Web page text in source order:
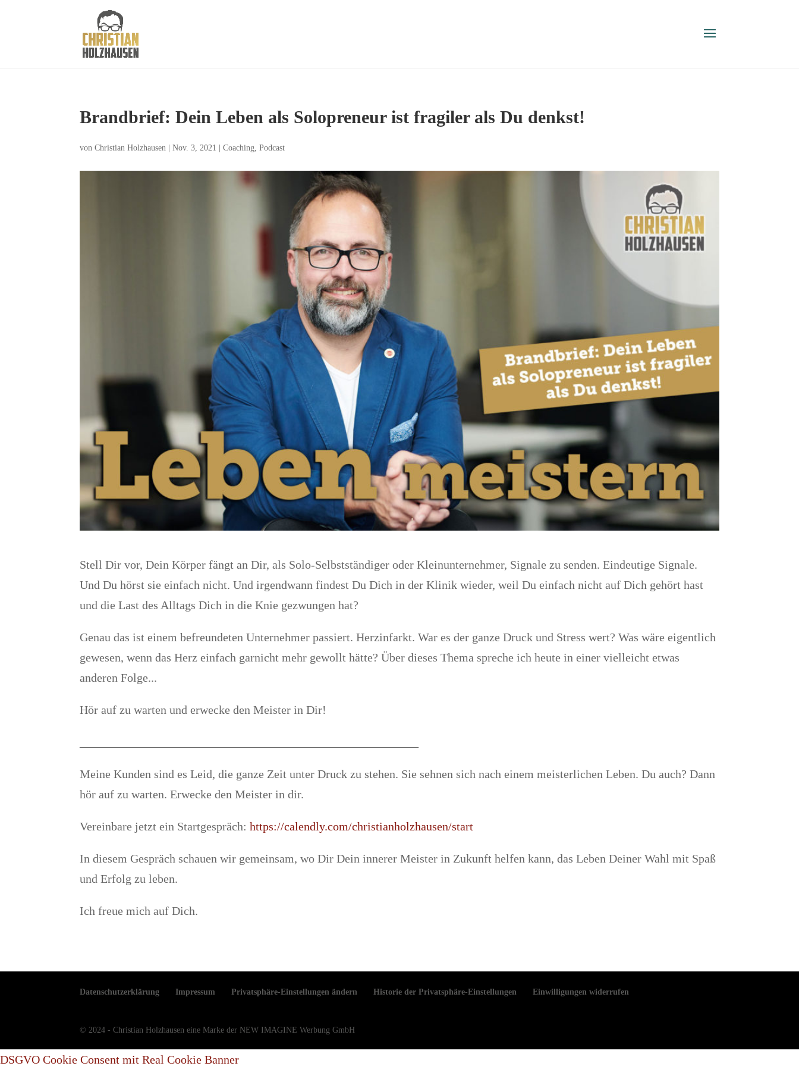
Brandbrief: Dein Leben als Solopreneur ist fragiler als Du denkst!
vonChristian Holzhausen |Nov. 3, 2021 |Coaching,Podcast
Stell Dir vor, Dein Körper fängt an Dir, als Solo-Selbstständiger oder Kleinunternehmer, Signale zu senden. Eindeutige Signale.
Und Du hörst sie einfach nicht. Und irgendwann findest Du Dich in der Klinik wieder, weil Du einfach nicht auf Dich gehört hast
und die Last des Alltags Dich in die Knie gezwungen hat?
Genau das ist einem befreundeten Unternehmer passiert. Herzinfarkt. War es der ganze Druck und Stress wert? Was wäre eigentlich
gewesen, wenn das Herz einfach garnicht mehr gewollt hätte? Über dieses Thema spreche ich heute in einer vielleicht etwas
anderen Folge...
Hör auf zu warten und erwecke den Meister in Dir!
Meine Kunden sind es Leid, die ganze Zeit unter Druck zu stehen. Sie sehnen sich nach einem meisterlichen Leben. Du auch? Dann
hör auf zu warten. Erwecke den Meister in dir.
Vereinbare jetzt ein Startgespräch:https://calendly.com/christianholzhausen/start
In diesem Gespräch schauen wir gemeinsam, wo Dir Dein innerer Meister in Zukunft helfen kann, das Leben Deiner Wahl mit Spaß
und Erfolg zu leben.
Ich freue mich auf Dich.
Datenschutzerklärung Impressum Privatsphäre-Einstellungen ändern Historie der Privatsphäre-Einstellungen Einwilligungen widerrufen
© 2024 - Christian Holzhausen eine Marke der NEW IMAGINE Werbung GmbH
DSGVO Cookie Consent mit Real Cookie Banner